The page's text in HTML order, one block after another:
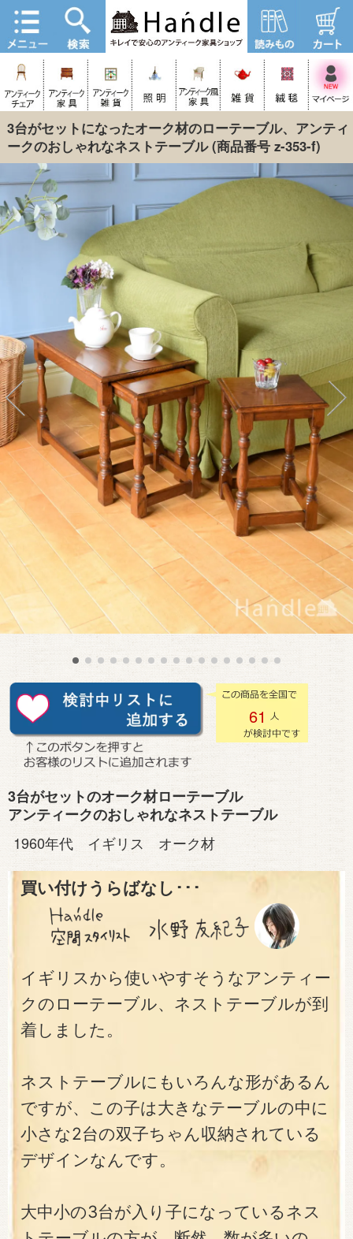
3台がセットになったオーク材のローテーブル、アンティ
ークのおしゃれなネストテーブル(商品番号 z-353-f)
61
3台がセットのオーク材ローテーブル
アンティークのおしゃれなネストテーブル
1960年代 イギリス オーク材
買い付けうらばなし･･･
イギリスから使いやすそうなアンティー
クのローテーブル、ネストテーブルが到
着しました。
ネストテーブルにもいろんな形があるん
ですが、この子は大きなテーブルの中に
小さな2台の双子ちゃん収納されている
デザインなんです。
大中小の3台が入り子になっているネス